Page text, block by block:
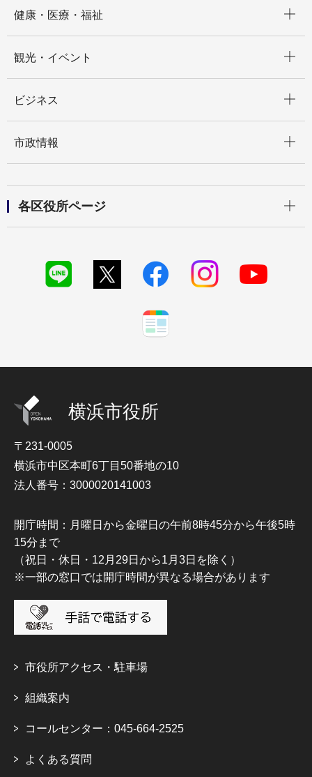
健康・医療・福祉
観光・イベント
ビジネス
市政情報
各区役所ページ
横浜市役所
〒231-0005
横浜市中区本町6丁目50番地の10
法人番号：3000020141003
開庁時間：月曜日から金曜日の午前8時45分から午後5時
15分まで
（祝日・休日・12月29日から1月3日を除く）
※一部の窓口では開庁時間が異なる場合があります
市役所アクセス・駐車場
組織案内
コールセンター：045-664-2525
よくある質問